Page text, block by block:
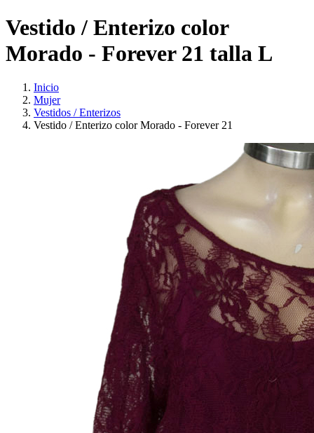
Vestido / Enterizo color
Morado - Forever 21 talla L
Inicio
Mujer
Vestidos / Enterizos
Vestido / Enterizo color Morado - Forever 21